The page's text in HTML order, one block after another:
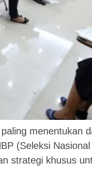
menentukan
(Seleksi
strategi khusus